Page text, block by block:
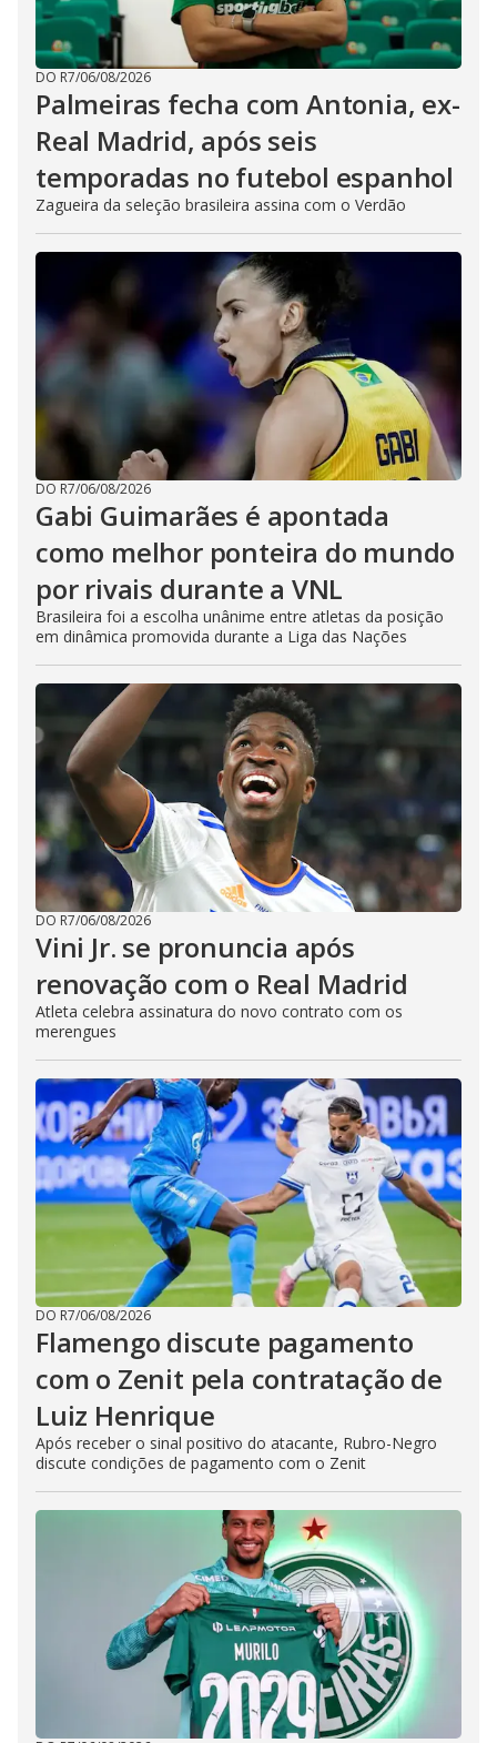
DO R7/06/08/2026
Palmeiras fecha com Antonia, ex-
Real Madrid, após seis
temporadas no futebol espanhol
Zagueira da seleção brasileira assina com o Verdão
DO R7/06/08/2026
Gabi Guimarães é apontada
como melhor ponteira do mundo
por rivais durante a VNL
Brasileira foi a escolha unânime entre atletas da posição
em dinâmica promovida durante a Liga das Nações
DO R7/06/08/2026
Vini Jr. se pronuncia após
renovação com o Real Madrid
Atleta celebra assinatura do novo contrato com os
merengues
DO R7/06/08/2026
Flamengo discute pagamento
com o Zenit pela contratação de
Luiz Henrique
Após receber o sinal positivo do atacante, Rubro-Negro
discute condições de pagamento com o Zenit